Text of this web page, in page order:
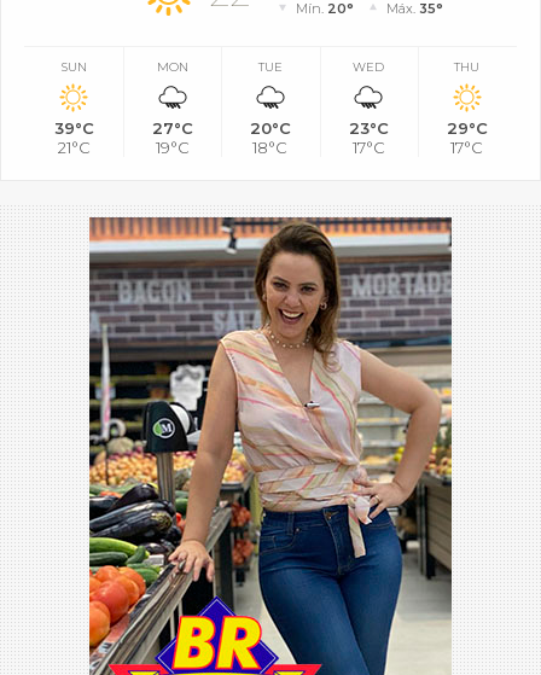
Mín. 20° Máx. 35°
SUN
39°C
21°C
MON
27°C
19°C
TUE
20°C
18°C
WED
23°C
17°C
THU
29°C
17°C